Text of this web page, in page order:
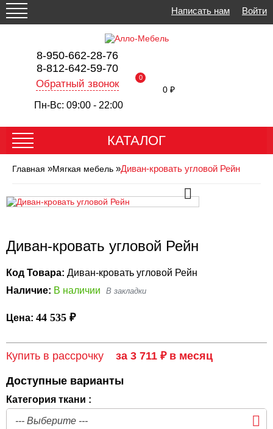
Написать нам Войти
8-950-662-28-76
8-812-642-59-70
Обратный звонок
Пн-Вс: 09:00 - 22:00
0
0 ₽
КАТАЛОГ
Главная »Мягкая мебель »Диван-кровать угловой Рейн
Диван-кровать угловой Рейн
Код Товара: Диван-кровать угловой Рейн
Наличие: В наличии
Цена: 44 535 ₽
Купить в рассрочку за 3 711 ₽ в месяц
Доступные варианты
Категория ткани :